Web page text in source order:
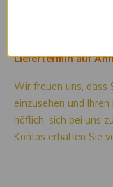
Liefertermin auf
Wir freuen uns, dass
einzusehen und
höflich, sich bei uns
Kontos erhalten Sie